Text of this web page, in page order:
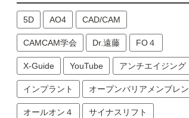
5D AO4 CAD/CAM
CAMCAM学会 Dr.遠藤 FO４
X-Guide YouTube アンチエイジング
インプラント オープンバリアメンブレン
オールオン４ サイナスリフト